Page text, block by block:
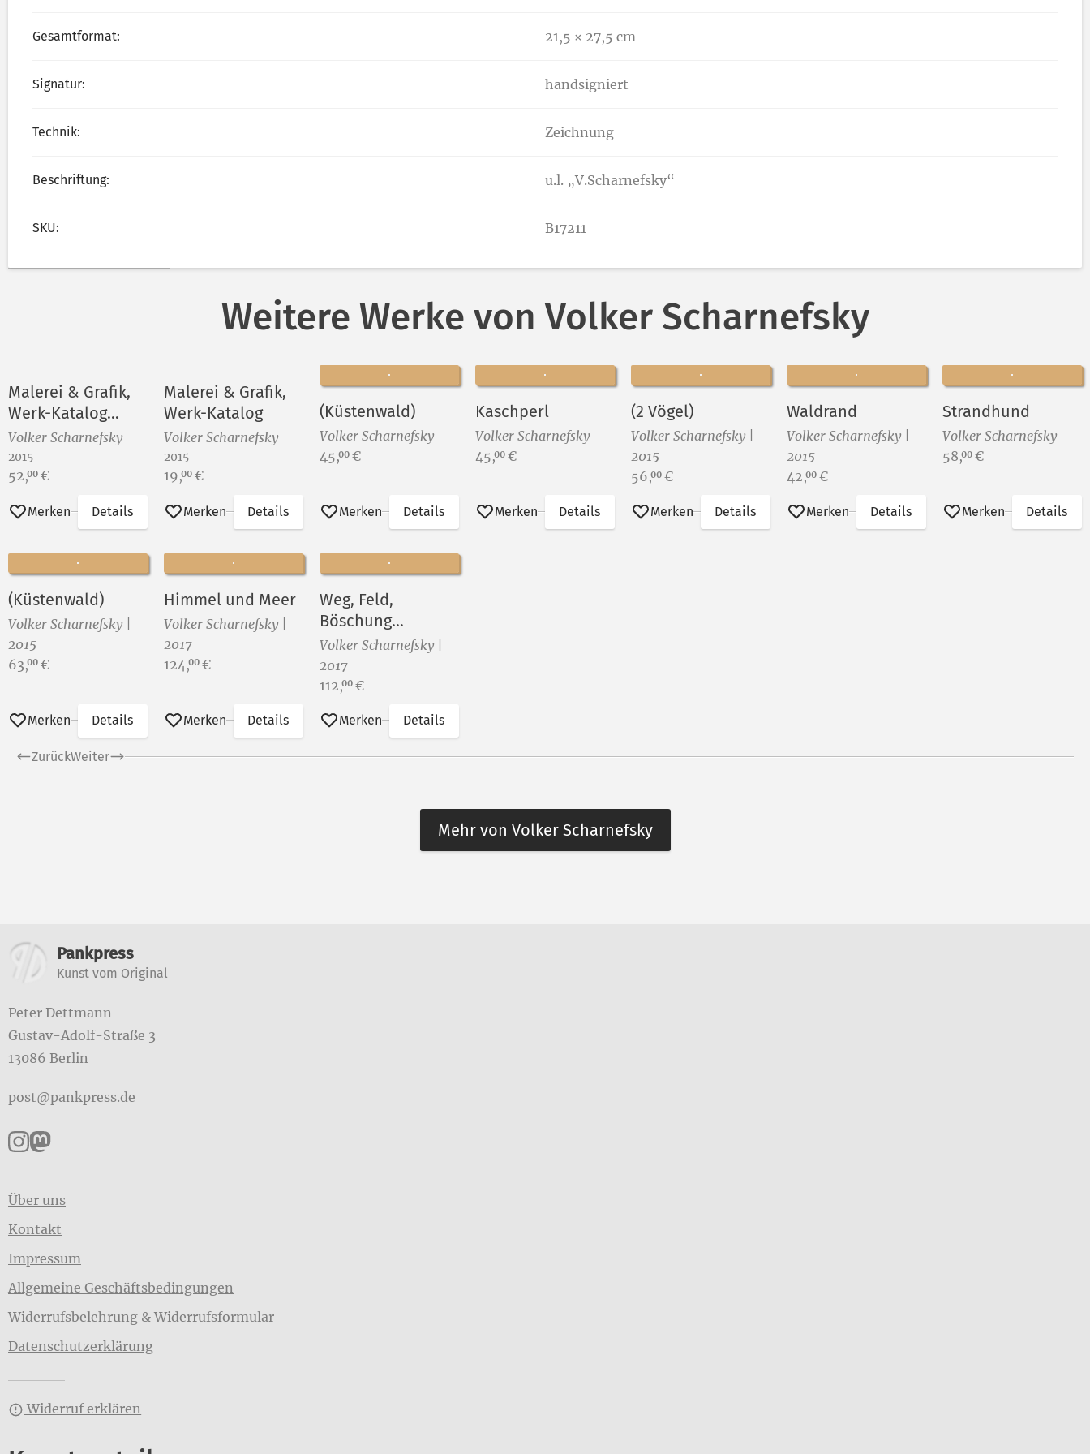
Gesamtformat: 21,5 × 27,5 cm
Signatur: handsigniert
Technik: Zeichnung
Beschriftung: u.l. „V.Scharnefsky“
SKU: B17211
Weitere Werke von Volker Scharnefsky
Malerei & Grafik,
Werk-Katalog
(Vorzugsausgabe)
Volker Scharnefsky
2015
Preis:
52,00 €
Merken Details
Malerei & Grafik,
Werk-Katalog
Volker Scharnefsky
2015
Preis:
19,00 €
Merken Details
(Küstenwald)
Volker Scharnefsky
Preis:
45,00 €
Merken Details
Kaschperl
Volker Scharnefsky
Preis:
45,00 €
Merken Details
(2 Vögel)
Volker Scharnefsky |
2015
Preis:
56,00 €
Merken Details
Waldrand
Volker Scharnefsky |
2015
Preis:
42,00 €
Merken Details
Strandhund
Volker Scharnefsky
Preis:
58,00 €
Merken Details
(Küstenwald)
Volker Scharnefsky |
2015
Preis:
63,00 €
Merken Details
Himmel und Meer
Volker Scharnefsky |
2017
Preis:
124,00 €
Merken Details
Weg, Feld,
Böschung
(Feldberger
Landschaft)
Volker Scharnefsky |
2017
Preis:
112,00 €
Merken Details
ZurückWeiter
Mehr von Volker Scharnefsky
Weitere Informationen
Pankpress
Kunst vom Original
Peter Dettmann
Gustav-Adolf-Straße 3
13086 Berlin
post@pankpress.de
Pankpress auf Instagram
Pankpress auf Mastodon
Über uns
Kontakt
Impressum
Allgemeine Geschäftsbedingungen
Widerrufsbelehrung & Widerrufsformular
Datenschutzerklärung
Widerruf erklären